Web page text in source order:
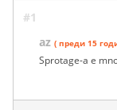
#1
az ( преди 15
Sprotage-a e